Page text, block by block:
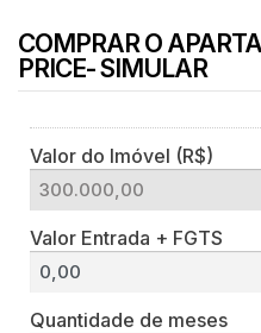
COMPRAR O
PRICE- SIMULAR
Valor do Imóvel (R$)
Valor Entrada + FGTS
Quantidade de meses